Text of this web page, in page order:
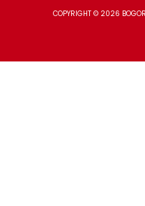
COPYRIGHT © 2026